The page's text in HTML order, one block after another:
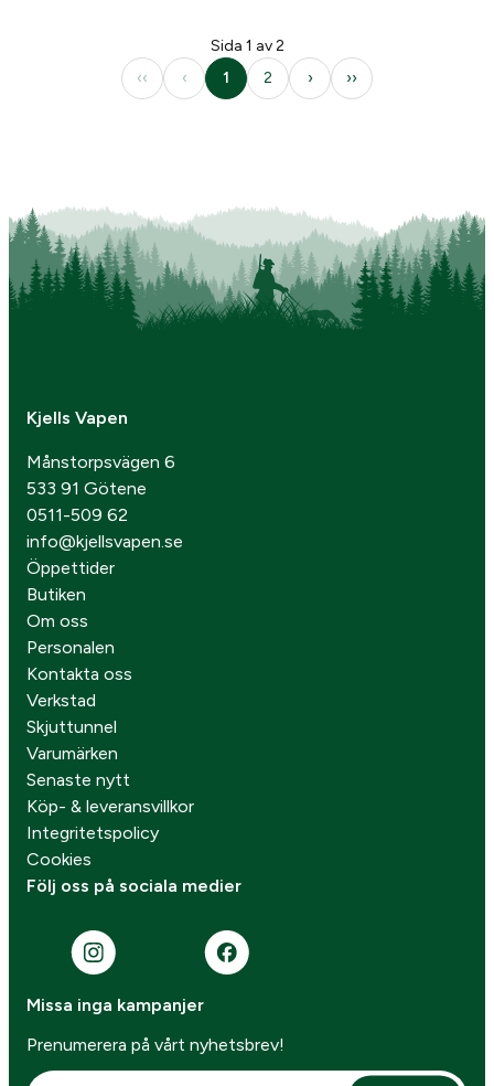
Sida 1 av 2
‹‹
‹ 1 2 › ››
Kjells Vapen
Månstorpsvägen 6
533 91 Götene
0511-509 62
info@kjellsvapen.se
Öppettider
Butiken
Om oss
Personalen
Kontakta oss
Verkstad
Skjuttunnel
Varumärken
Senaste nytt
Köp- & leveransvillkor
Integritetspolicy
Cookies
Följ oss på sociala medier
Missa inga kampanjer
Prenumerera på vårt nyhetsbrev!